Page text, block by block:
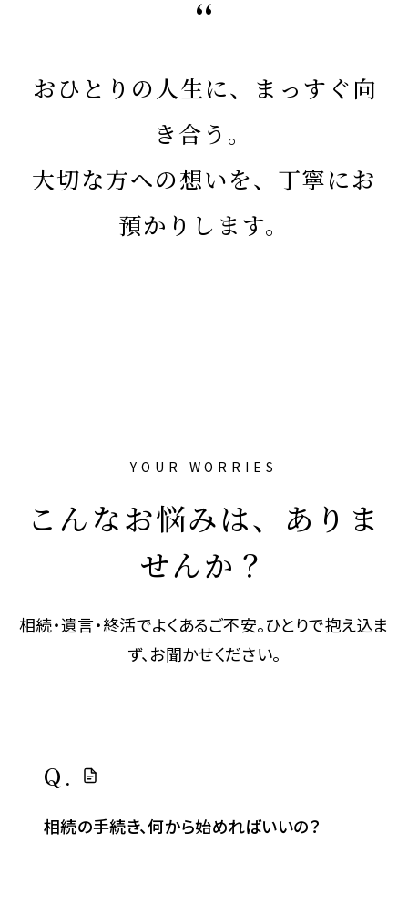
“
おひとりの人生に、まっすぐ向
き合う。
大切な方への想いを、丁寧にお
預かりします。
YOUR WORRIES
こんなお悩みは、ありま
せんか？
相続・遺言・終活でよくあるご不安。ひとりで抱え込ま
ず、お聞かせください。
Q.
相続の手続き、何から始めればいいの？